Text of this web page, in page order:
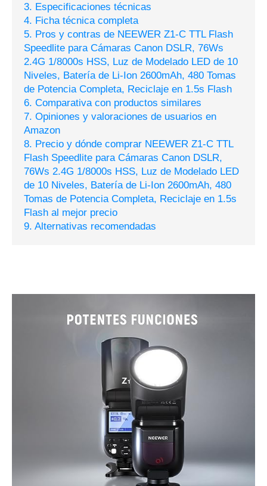
3. Especificaciones técnicas
4. Ficha técnica completa
5. Pros y contras de NEEWER Z1-C TTL Flash
Speedlite para Cámaras Canon DSLR, 76Ws
2.4G 1/8000s HSS, Luz de Modelado LED de 10
Niveles, Batería de Li-Ion 2600mAh, 480 Tomas
de Potencia Completa, Reciclaje en 1.5s Flash
6. Comparativa con productos similares
7. Opiniones y valoraciones de usuarios en
Amazon
8. Precio y dónde comprar NEEWER Z1-C TTL
Flash Speedlite para Cámaras Canon DSLR,
76Ws 2.4G 1/8000s HSS, Luz de Modelado LED
de 10 Niveles, Batería de Li-Ion 2600mAh, 480
Tomas de Potencia Completa, Reciclaje en 1.5s
Flash al mejor precio
9. Alternativas recomendadas